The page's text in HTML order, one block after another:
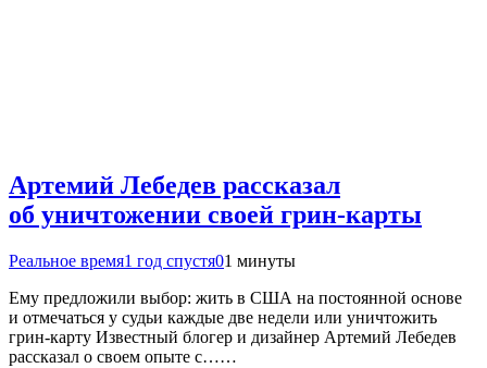
Артемий Лебедев рассказал
об уничтожении своей грин-карты
Реальное время1 год спустя01 минуты
Ему предложили выбор: жить в США на постоянной основе
и отмечаться у судьи каждые две недели или уничтожить
грин-карту Известный блогер и дизайнер Артемий Лебедев
рассказал о своем опыте с……